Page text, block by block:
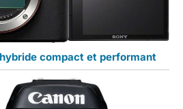
compact et performant